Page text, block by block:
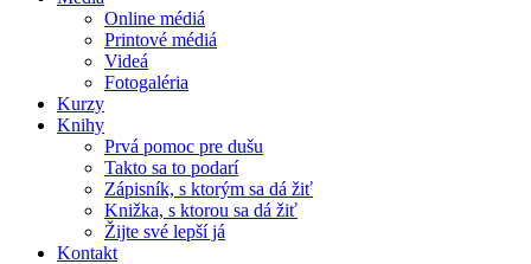
Online médiá
Printové médiá
Videá
Fotogaléria
Kurzy
Knihy
Prvá pomoc pre dušu
Takto sa to podarí
Zápisník, s ktorým sa dá žiť
Knižka, s ktorou sa dá žiť
Žijte své lepší já
Kontakt